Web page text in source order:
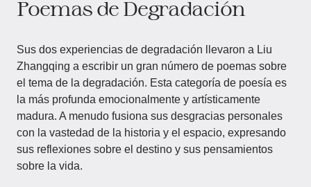
Poemas de Degradación
Sus dos experiencias de degradación llevaron a Liu
Zhangqing a escribir un gran número de poemas sobre
el tema de la degradación. Esta categoría de poesía es
la más profunda emocionalmente y artísticamente
madura. A menudo fusiona sus desgracias personales
con la vastedad de la historia y el espacio, expresando
sus reflexiones sobre el destino y sus pensamientos
sobre la vida.